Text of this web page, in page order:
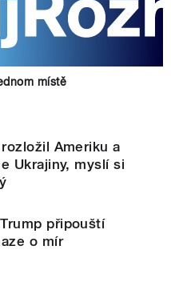
místě
Ameriku a
Ukrajiny, myslí si
připouští
o mír